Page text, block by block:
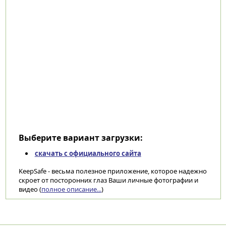
Выберите вариант загрузки:
скачать с официального сайта
KeepSafe - весьма полезное приложение, которое надежно
скроет от посторонних глаз Ваши личные фотографии и
видео (полное описание...)